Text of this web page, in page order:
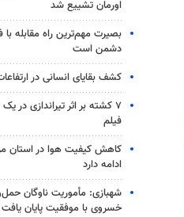
اورمان تشییع شد
بصیرت مهم‌ترین راه مقابله
دشمن است
کشف بقایای انسانی در
۷ کشته بر اثر تیراندازی در
فیلم
کاهش کیفیت هوا در استان
ادامه دارد
شهبازی: مأموریت ناوگان
خسروی با موفقیت پایان یافت